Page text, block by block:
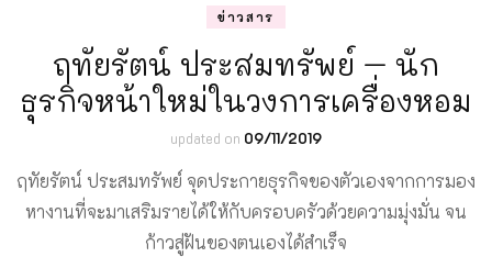
ข่าวสาร
ฤทัยรัตน์ ประสมทรัพย์ – นัก
ธุรกิจหน้าใหม่ในวงการเครื่องหอม
updated on 09/11/2019
ฤทัยรัตน์ ประสมทรัพย์ จุดประกายธุรกิจของตัวเองจากการมอง
หางานที่จะมาเสริมรายได้ให้กับครอบครัวด้วยความมุ่งมั่น จน
ก้าวสู่ฝันของตนเองได้สำเร็จ